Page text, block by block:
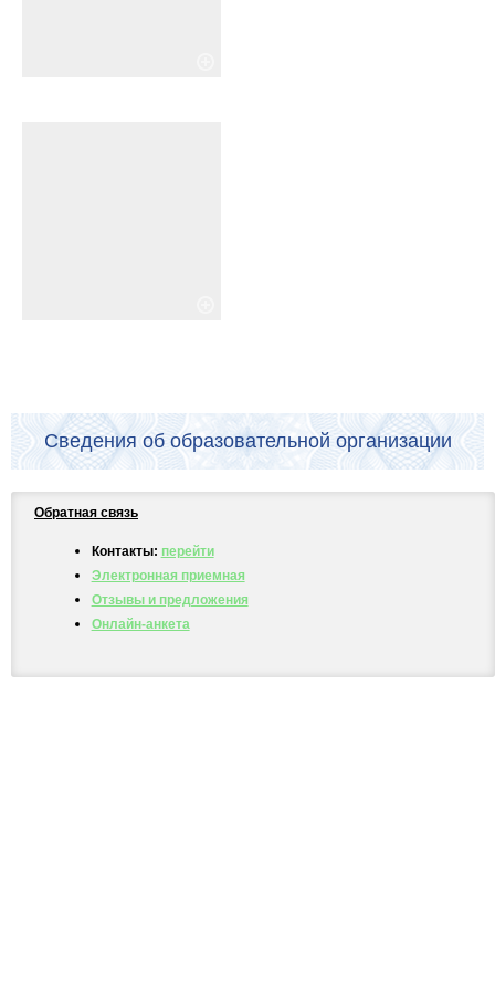
Сведения об образовательной организации
Обратная связь
Контакты: перейти
Электронная приемная
Отзывы и предложения
Онлайн-анкета